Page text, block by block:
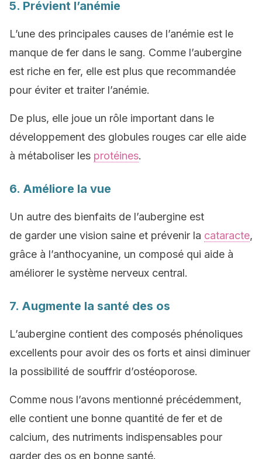
5. Prévient l’anémie
L’une des principales causes de l’anémie est le
manque de fer dans le sang. Comme l’aubergine
est riche en fer, elle est plus que recommandée
pour éviter et traiter l’anémie.
De plus, elle joue un rôle important dans le
développement des globules rouges car elle aide
à métaboliser les protéines.
6. Améliore la vue
Un autre des bienfaits de l’aubergine est
de garder une vision saine et prévenir la cataracte,
grâce à l’anthocyanine, un composé qui aide à
améliorer le système nerveux central.
7. Augmente la santé des os
L’aubergine contient des composés phénoliques
excellents pour avoir des os forts et ainsi diminuer
la possibilité de souffrir d’ostéoporose.
Comme nous l’avons mentionné précédemment,
elle contient une bonne quantité de fer et de
calcium, des nutriments indispensables pour
garder des os en bonne santé.